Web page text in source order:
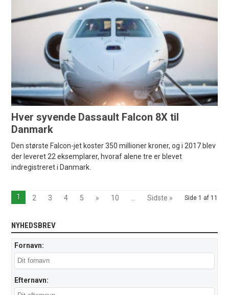
Hver syvende Dassault Falcon 8X til
Danmark
Den største Falcon-jet koster 350 millioner kroner, og i 2017 blev
der leveret 22 eksemplarer, hvoraf alene tre er blevet
indregistreret i Danmark.
Side 1 af 11
1 2 3 4 5 » 10 Sidste »
NYHEDSBREV
Fornavn:
Efternavn: